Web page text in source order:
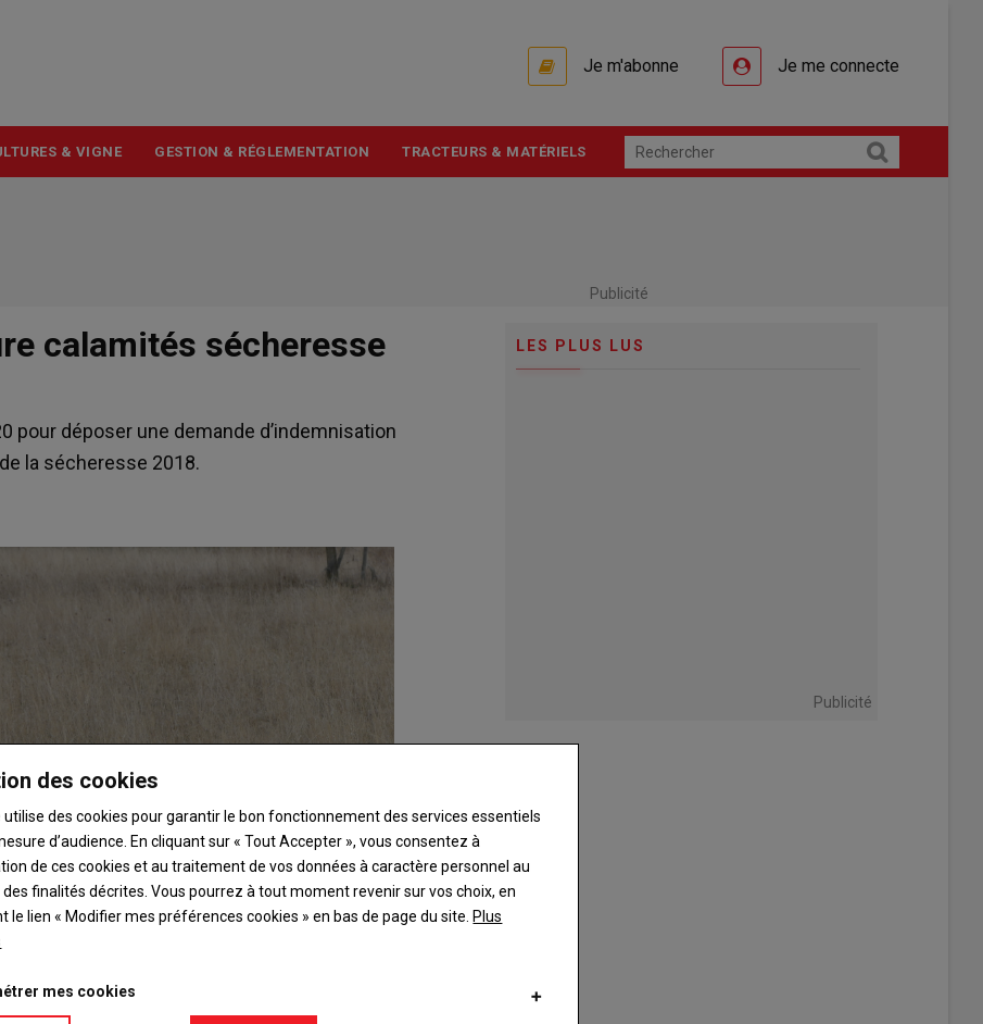
Je m'abonne Je me connecte
& VIGNE GESTION & RÉGLEMENTATION TRACTEURS & MATÉRIELS
Publicité
calamités sécheresse
pour déposer une demande d’indemnisation
la sécheresse 2018.
LES PLUS LUS
Publicité
des cookies
utilise des cookies pour garantir le bon fonctionnement des services essentiels
d’audience. En cliquant sur « Tout Accepter », vous consentez à
de ces cookies et au traitement de vos données à caractère personnel au
finalités décrites. Vous pourrez à tout moment revenir sur vos choix, en
le lien « Modifier mes préférences cookies » en bas de page du site. Plus
mes cookies